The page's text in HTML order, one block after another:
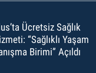
Ücretsiz Sağlık
“Sağlıklı Yaşam
Birimi” Açıldı